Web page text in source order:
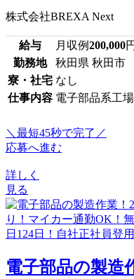
株式会社BREXA Next
給与 月収例200,000円
勤務地
秋田県 秋田市
寮・社宅 なし
仕事内容 電子部品系工
＼最短45秒で完了／
応募へ進む
詳しく
見る
電子部品の製造